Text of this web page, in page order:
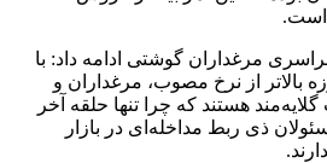
است.
مرغداران گوشتی ادامه داد: با
بالاتر از نرخ مصوب، مرغداران و
هستند که چرا تنها حلقه آخر
ذی ربط مداخله‌ای در بازار